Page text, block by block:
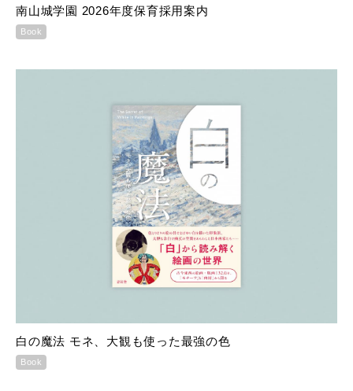
南山城学園 2026年度保育採用案内
Book
白の魔法 モネ、大観も使った最強の色
Book